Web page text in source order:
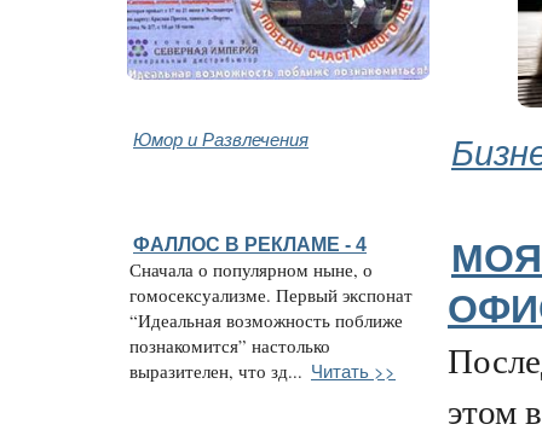
Юмор и Развлечения
ФАЛЛОС В РЕКЛАМЕ - 4
Сначала о популярном ныне, о
гомосексуализме. Первый экспонат
“Идеальная возможность поближе
познакомится” настолько
выразителен, что зд... Читать >>
этом